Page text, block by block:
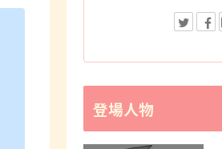
登場人物